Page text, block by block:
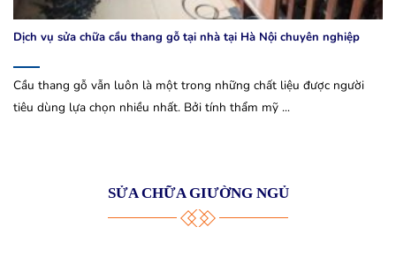
Dịch vụ sửa chữa cầu thang gỗ tại nhà tại Hà Nội chuyên nghiệp
Cầu thang gỗ vẫn luôn là một trong những chất liệu được người
tiêu dùng lựa chọn nhiều nhất. Bởi tính thẩm mỹ ...
SỬA CHỮA GIƯỜNG NGỦ